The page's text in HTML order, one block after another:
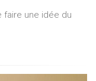
une idée du